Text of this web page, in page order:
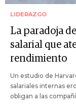
LIDERAZGO
La paradoja
salarial que
rendimiento
Un estudio de
salariales internas
obligan a las